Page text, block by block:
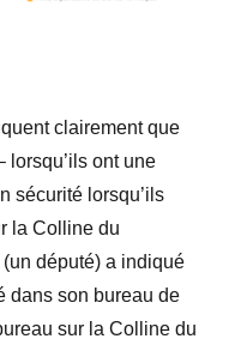
clairement que
lorsqu’ils ont une
sécurité lorsqu’ils
la Colline du
député) a indiqué
dans son bureau de
sur la Colline du